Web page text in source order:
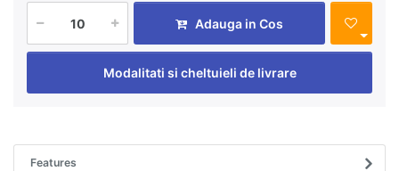
Adauga in Cos
Modalitati si cheltuieli de livrare
Features